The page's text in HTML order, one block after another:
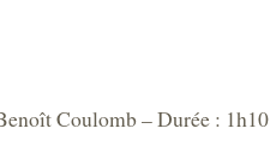
Coulomb – Durée : 1h10